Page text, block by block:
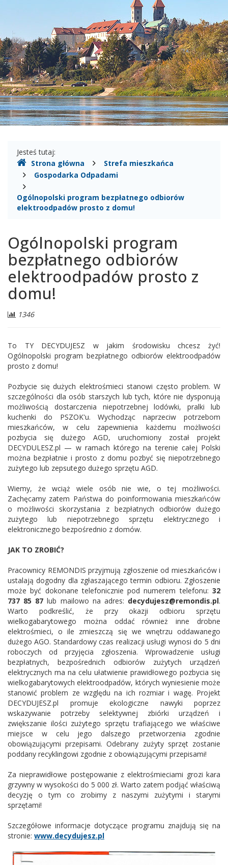
Czerwińsk
nad
Wisłą
Gdzie
jesteśmy
Jesteś tutaj:
Strona główna
Strefa mieszkańca
Gospodarka Odpadami
Ogólnopolski program bezpłatnego odbiorów
elektroodpadów prosto z domu!
Ogólnopolski program
bezpłatnego odbiorów
elektroodpadów prosto z
domu!
Liczba
1346
To TY DECYDUJESZ w jakim środowisku chcesz żyć!
Ogólnopolski program bezpłatnego odbiorów elektroodpadów
prosto z domu!
Pozbycie się dużych elektrośmieci stanowi często problem. W
szczególności dla osób starszych lub tych, które nie dysponują
możliwością dostarczenia niepotrzebnej lodówki, pralki lub
kuchenki do PSZOK'u. Wychodząc naprzeciw potrzebom
mieszkańców, w celu zapewnienia każdemu możliwości
pozbycia się dużego AGD, uruchomiony został projekt
DECYDULESZ.pl — w ramach którego na terenie całej Polski
można bezpłatnie i prosto z domu pozbyć się niepotrzebnego
zużytego lub zepsutego dużego sprzętu AGD.
Wiemy, że wciąż wiele osób nie wie, o tej możliwości.
Zachęcamy zatem Państwa do poinformowania mieszkańców
o możliwości skorzystania z bezpłatnych odbiorów dużego
zużytego lub niepotrzebnego sprzętu elektrycznego i
elektronicznego bezpośrednio z domów.
JAK TO ZROBIĆ?
Pracownicy REMONDIS przyjmują zgłoszenie od mieszkańców i
ustalają dogodny dla zgłaszającego termin odbioru. Zgłoszenie
może być dokonane telefonicznie pod numerem telefonu: 32
737 85 87 lub mailowo na adres: decydujesz@remondis.pl.
Warto podkreślić, że przy okazji odbioru sprzętu
wielkogabarytowego można oddać również inne drobne
elektrośmieci, o ile zmieszczą się we wnętrzu oddawanego
dużego AGO. Standardowy czas realizacji usługi wynosi do 5 dni
roboczych od przyjęcia zgłoszenia. Wprowadzenie usługi
bezpłatnych, bezpośrednich odbiorów zużytych urządzeń
elektrycznych ma na celu ułatwienie prawidłowego pozbycia się
wielkogabarytowych elektroodpadów, których wyniesienie może
stanowić problem ze względu na ich rozmiar i wagę. Projekt
DECYDUJESZ.pl promuje ekologiczne nawyki poprzez
wskazywanie potrzeby selektywnej zbiórki urządzeń i
zwiększanie ilości zużytego sprzętu trafiającego we właściwe
miejsce w celu jego dalszego przetworzenia zgodnie
obowiązującymi przepisami. Odebrany zużyty sprzęt zostanie
poddany recyklingowi zgodnie z obowiązującymi przepisami!
Za nieprawidłowe postępowanie z elektrośmieciami grozi kara
grzywny w wysokości do 5 000 zł. Warto zatem podjąć właściwą
decyzję o tym co zrobimy z naszymi zużytymi i starymi
sprzętami!
Szczegółowe informacje dotyczące programu znajdują się na
stronie: www.decydujesz.pl